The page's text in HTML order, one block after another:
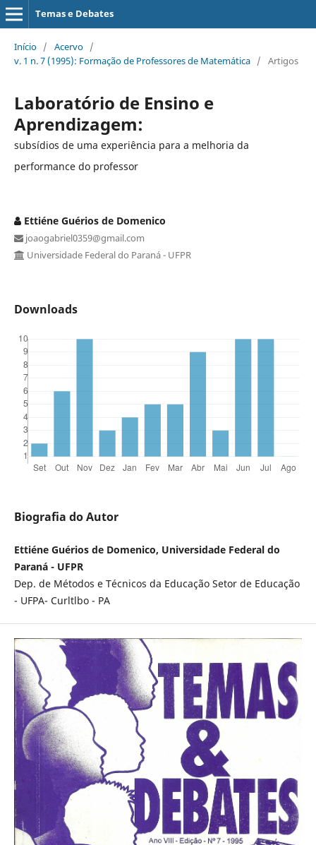
Temas e Debates
Início / Acervo /
v. 1 n. 7 (1995): Formação de Professores de Matemática / Artigos
Laboratório de Ensino e
Aprendizagem:
subsídios de uma experiência para a melhoria da
performance do professor
Ettiéne Guérios de Domenico
joaogabriel0359@gmail.com
Universidade Federal do Paraná - UFPR
Downloads
Biografia do Autor
Ettiéne Guérios de Domenico, Universidade Federal do
Paraná - UFPR
Dep. de Métodos e Técnicos da Educação Setor de Educação
- UFPA- Curltlbo - PA